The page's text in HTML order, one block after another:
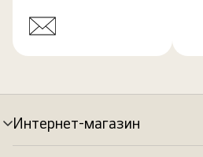
Интернет-магазин
Переключатель
меню